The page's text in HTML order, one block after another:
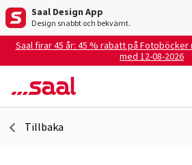
Saal Design App
Design snabbt och bekvämt.
Saal firar 45 år: 45 % rabatt på
med 12-08-2026
Tillbaka